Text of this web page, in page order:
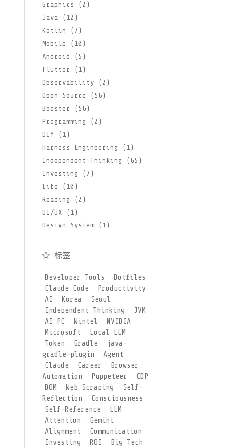
Graphics (2)
Java (12)
Kotlin (7)
Mobile (10)
Android (5)
Flutter (1)
Observability (2)
Open Source (56)
Booster (56)
Programming (2)
DIY (1)
Harness Engineering (1)
Independent Thinking (65)
Investing (7)
Life (10)
Reading (2)
UI/UX (1)
Design System (1)
标签
Developer Tools
Dotfiles
Claude Code
Productivity
AI
Korea
Seoul
Independent Thinking
JVM
AI PC
Wintel
NVIDIA
Microsoft
Local LLM
Token
Gradle
java-
gradle-plugin
Agent
Claude
Career
Browser
Automation
Puppeteer
CDP
DOM
Web Scraping
Self-
Reflection
Consciousness
Self-Reference
LLM
Attention
Gemini
Alignment
Communication
Investing
ROI
Big Tech